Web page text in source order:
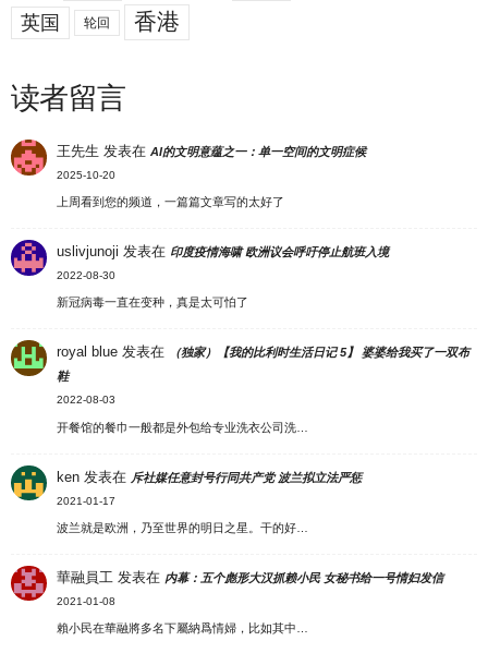
英国 轮回 香港
读者留言
王先生 发表在AI的文明意蕴之一：单一空间的文明症候
2025-10-20
上周看到您的频道，一篇篇文章写的太好了
uslivjunoji 发表在 印度疫情海啸 欧洲议会呼吁停止航班入境
2022-08-30
新冠病毒一直在变种，真是太可怕了
royal blue 发表在
（独家）【我的比利时生活日记 5】 婆婆给我买了一双布
鞋
2022-08-03
开餐馆的餐巾一般都是外包给专业洗衣公司洗…
ken 发表在 斥社媒任意封号行同共产党 波兰拟立法严惩
2021-01-17
波兰就是欧洲，乃至世界的明日之星。干的好…
華融員工 发表在 内幕：五个彪形大汉抓赖小民 女秘书给一号情妇发信
2021-01-08
賴小民在華融將多名下屬納爲情婦，比如其中…